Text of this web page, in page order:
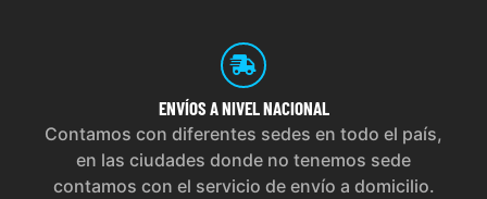
ENVÍOS A NIVEL NACIONAL
Contamos con diferentes sedes en todo el país,
en las ciudades donde no tenemos sede
contamos con el servicio de envío a domicilio.